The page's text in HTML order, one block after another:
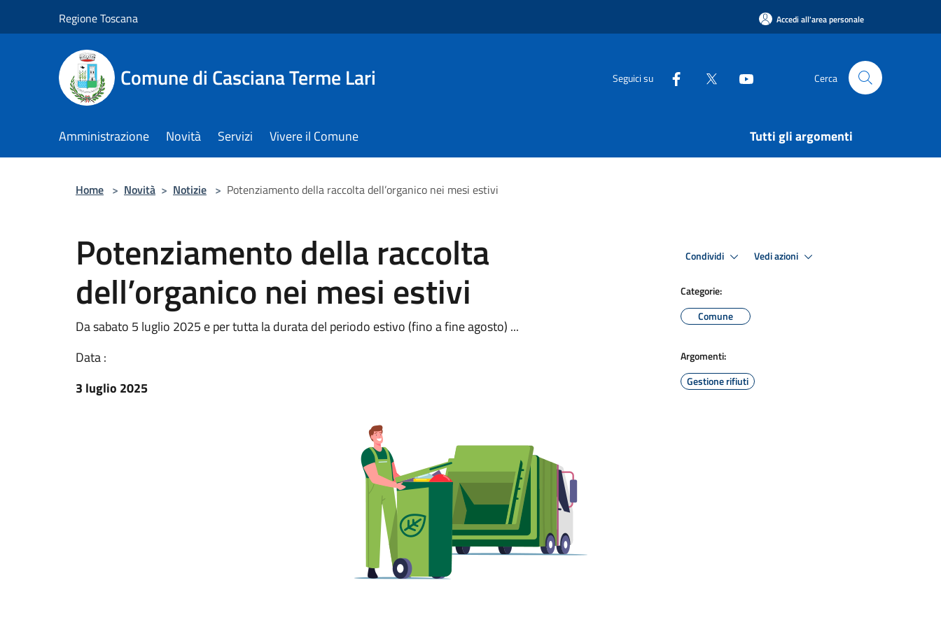
Regione Toscana Accedi all'area personale
Comune di Casciana Terme Lari Seguici su Cerca
Amministrazione Novità Servizi Vivere il Comune Tutti gli argomenti
Home > Novità > Notizie > Potenziamento della raccolta dell’organico nei mesi estivi
Potenziamento della raccolta
dell’organico nei mesi estivi
Da sabato 5 luglio 2025 e per tutta la durata del periodo estivo (fino a fine agosto) ...
Data :
3 luglio 2025
Condividi Vedi azioni
Categorie:
Comune
Argomenti:
Gestione rifiuti